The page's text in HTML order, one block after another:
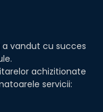
a vandut cu succes
achizitionate
servicii: